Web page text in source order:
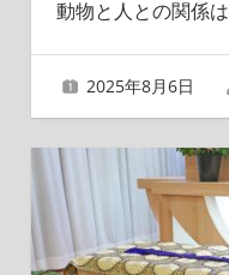
動物と人との関係
2025年8月6日